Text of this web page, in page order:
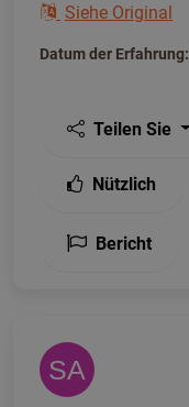
Siehe Original
Datum der Erfahrung:
Teilen Sie
Nützlich
Bericht
SA